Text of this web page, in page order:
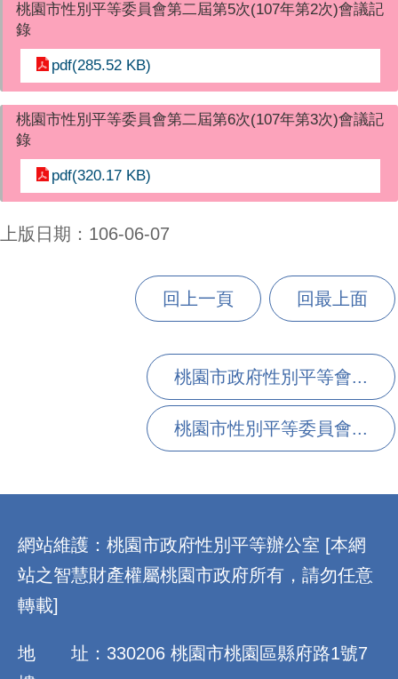
桃園市性別平等委員會第二屆第5次(107年第2次)會議記
錄
pdf(285.52 KB)
桃園市性別平等委員會第二屆第6次(107年第3次)會議記
錄
pdf(320.17 KB)
上版日期：106-06-07
回上一頁 回最上面
桃園市政府性別平等會...
桃園市性別平等委員會...
網站維護：桃園市政府性別平等辦公室 [本網
站之智慧財產權屬桃園市政府所有，請勿任意
轉載]
地 址：330206 桃園市桃園區縣府路1號7